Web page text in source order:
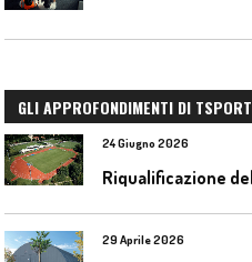
GLI APPROFONDIMENTI DI TSPORT
24 Giugno 2026
29 Aprile 2026